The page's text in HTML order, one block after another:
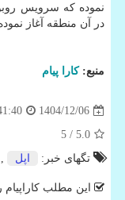
نموده که سرویس
در آن منطقه آغاز
منبع:كارا پیام
1404/12/06
5.0
/ 5
تگهای خبر:
اپل ,
این مطلب کاراپیام